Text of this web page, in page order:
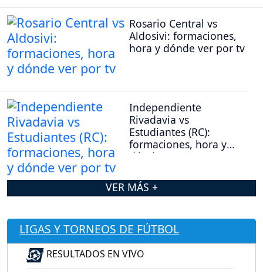
Rosario Central vs
Aldosivi: formaciones,
hora y dónde ver por tv
Independiente
Rivadavia vs
Estudiantes (RC):
formaciones, hora y
dónde ver por tv
VER MÁS +
LIGAS Y TORNEOS DE FÚTBOL
RESULTADOS EN VIVO